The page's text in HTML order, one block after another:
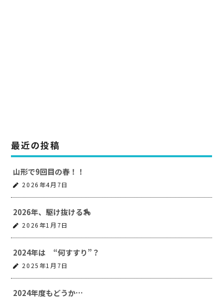
最近の投稿
山形で9回目の春！！
2026年4月7日
2026年、駆け抜ける🏇
2026年1月7日
2024年は “何すすり”？
2025年1月7日
2024年度もどうか…